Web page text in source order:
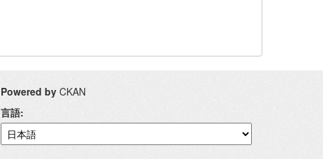
Powered by CKAN
言語